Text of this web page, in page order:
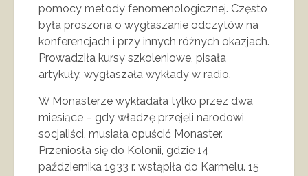
pomocy metody fenomenologicznej. Często
była proszona o wygłaszanie odczytów na
konferencjach i przy innych różnych okazjach.
Prowadziła kursy szkoleniowe, pisała
artykuły, wygłaszała wykłady w radio.
W Monasterze wykładała tylko przez dwa
miesiące – gdy władzę przejęli narodowi
socjaliści, musiała opuścić Monaster.
Przeniosła się do Kolonii, gdzie 14
października 1933 r. wstąpiła do Karmelu. 15